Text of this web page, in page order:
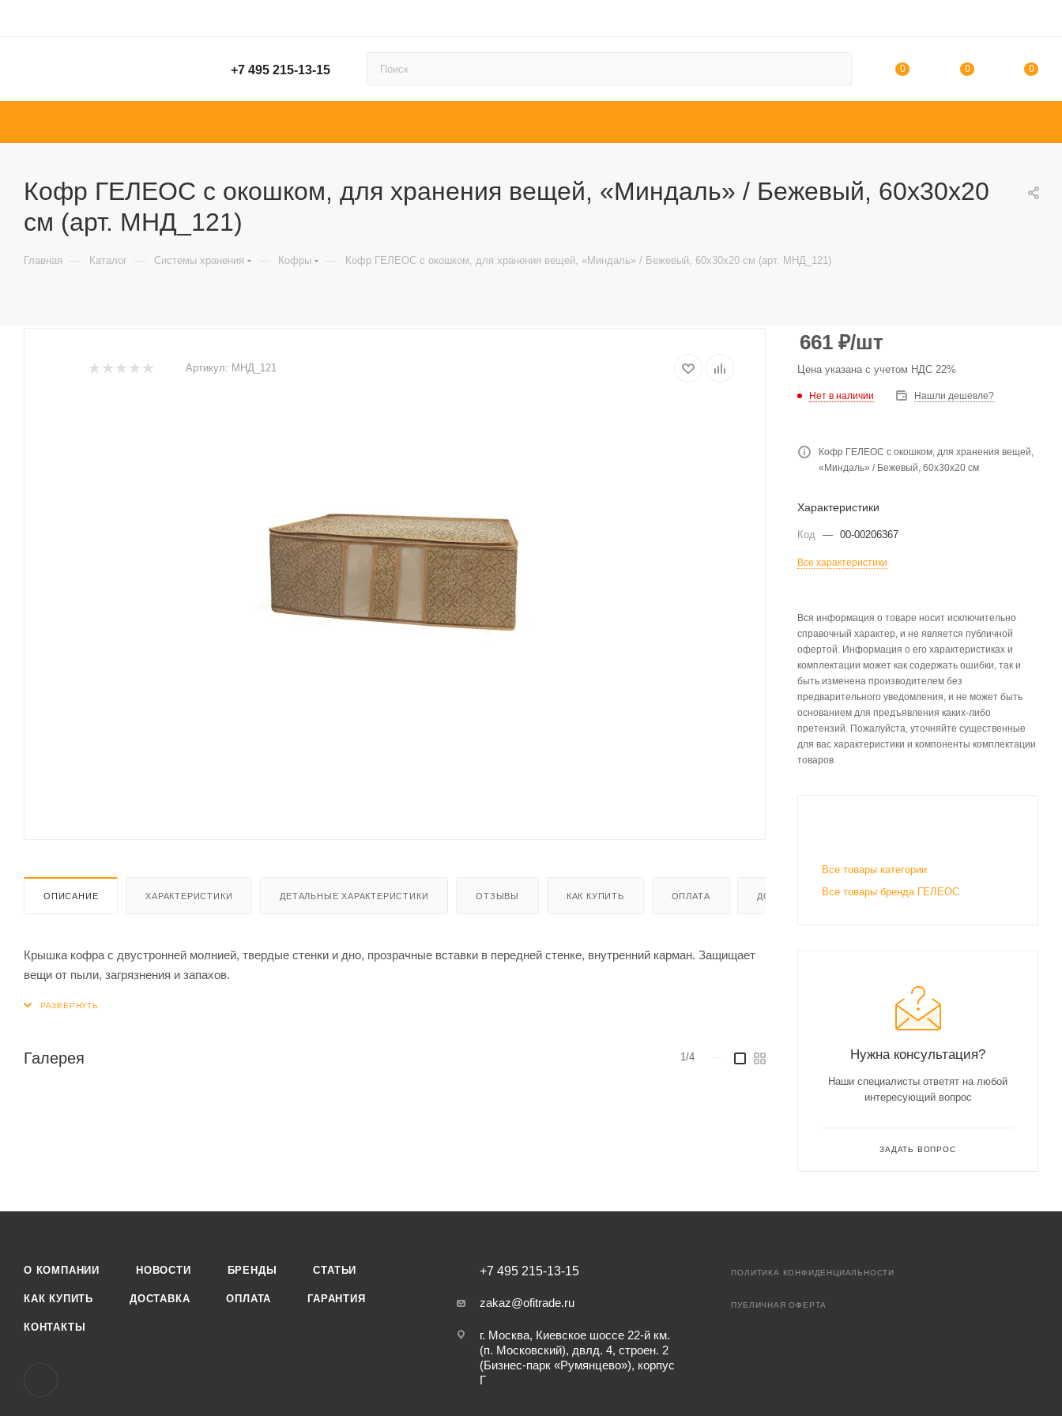
+7 495 215-13-15 0 0 0
Кофр ГЕЛЕОС с окошком, для хранения вещей, «Миндаль» / Бежевый, 60х30х20
см (арт. МНД_121)
Главная — Каталог — Системы хранения — Кофры — Кофр ГЕЛЕОС с окошком, для хранения вещей, «Миндаль» / Бежевый, 60х30х20 см (арт. МНД_121)
Артикул: МНД_121
ОПИСАНИЕ ХАРАКТЕРИСТИКИ ДЕТАЛЬНЫЕ ХАРАКТЕРИСТИКИ ОТЗЫВЫ КАК КУПИТЬ ОПЛАТА ДОСТАВКА
Крышка кофра с двустронней молнией, твердые стенки и дно, прозрачные вставки в передней стенке, внутренний карман. Защищает
вещи от пыли, загрязнения и запахов.
Галерея 1/4
661 ₽/шт
Цена указана с учетом НДС 22%
Нет в наличии Нашли дешевле?
Кофр ГЕЛЕОС с окошком, для хранения вещей,
«Миндаль» / Бежевый, 60х30х20 см
Характеристики
Код — 00-00206367
Все характеристики
Вся информация о товаре носит исключительно
справочный характер, и не является публичной
офертой. Информация о его характеристиках и
комплектации может как содержать ошибки, так и
быть изменена производителем без
предварительного уведомления, и не может быть
основанием для предъявления каких-либо
претензий. Пожалуйста, уточняйте существенные
для вас характеристики и компоненты комплектации
товаров
Все товары категории
Все товары бренда ГЕЛЕОС
Нужна консультация?
Наши специалисты ответят на любой
интересующий вопрос
ЗАДАТЬ ВОПРОС
О КОМПАНИИ НОВОСТИ БРЕНДЫ СТАТЬИ
КАК КУПИТЬ ДОСТАВКА ОПЛАТА ГАРАНТИЯ
КОНТАКТЫ
+7 495 215-13-15
zakaz@ofitrade.ru
г. Москва, Киевское шоссе 22-й км.
(п. Московский), двлд. 4, строен. 2
(Бизнес-парк «Румянцево»), корпус
Г
ПОЛИТИКА КОНФИДЕНЦИАЛЬНОСТИ
ПУБЛИЧНАЯ ОФЕРТА